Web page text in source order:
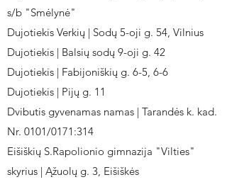
s/b "Smėlynė"
Dujotiekis Verkių | Sodų 5-oji g. 54, Vilnius
Dujotiekis | Balsių sodų 9-oji g. 42
Dujotiekis | Fabijoniškių g. 6-5, 6-6
Dujotiekis | Pijų g. 11
Dvibutis gyvenamas namas | Tarandės k. kad.
Nr. 0101/0171:314
Eišiškių S.Rapolionio gimnazija "Vilties"
skyrius | Ąžuolų g. 3, Eišiškės